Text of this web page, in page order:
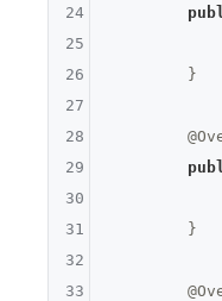
        }
        }
24
25
26
27
28
29
30
31
32
33